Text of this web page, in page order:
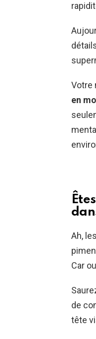
Votre
en
Ah,
Car
de
tête